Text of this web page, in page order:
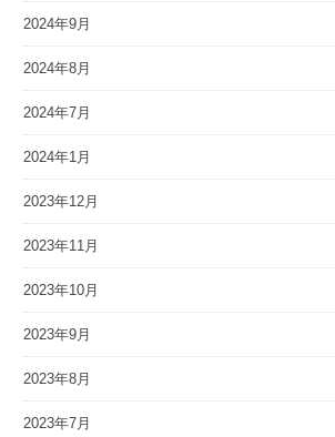
2024年9月
2024年8月
2024年7月
2024年1月
2023年12月
2023年11月
2023年10月
2023年9月
2023年8月
2023年7月